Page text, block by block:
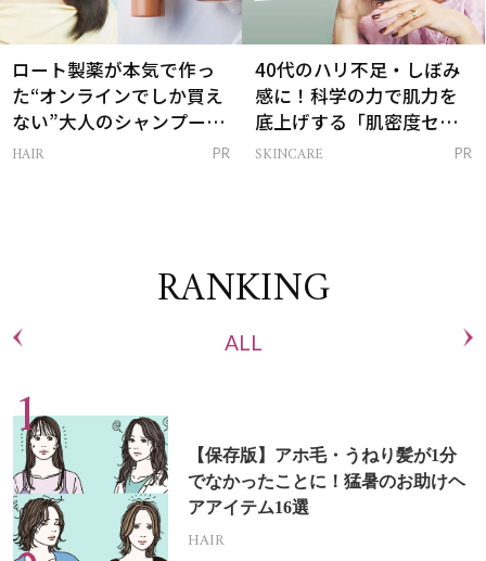
ロート製薬が本気で作っ
た“オンラインでしか買え
ない”大人のシャンプー＆
トリートメントって？
HAIR PR
40代のハリ不足・しぼみ
感に！科学の力で肌力を
底上げする「肌密度セラ
ム」
SKINCARE PR
RANKING
ALL
【保存版】アホ毛・うねり髪が1分
でなかったことに！猛暑のお助けヘ
アアイテム16選
HAIR